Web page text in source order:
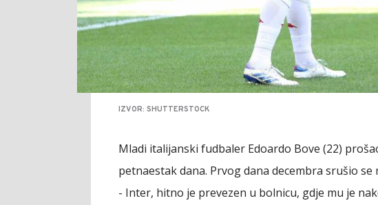
IZVOR: SHUTTERSTOCK
Mladi italijanski fudbaler Edoardo Bove (22)
petnaestak dana. Prvog dana decembra srušio
- Inter, hitno je prevezen u bolnicu, gdje mu je